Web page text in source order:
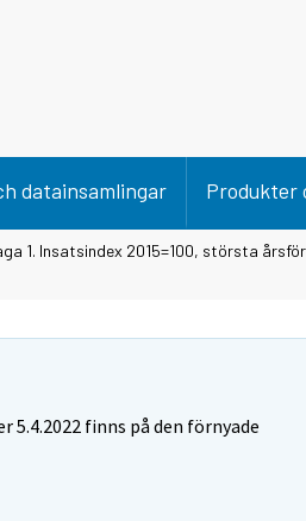
datainsamlingar Produkter
1. Insatsindex 2015=100, största
5.4.2022 finns på den förnyade